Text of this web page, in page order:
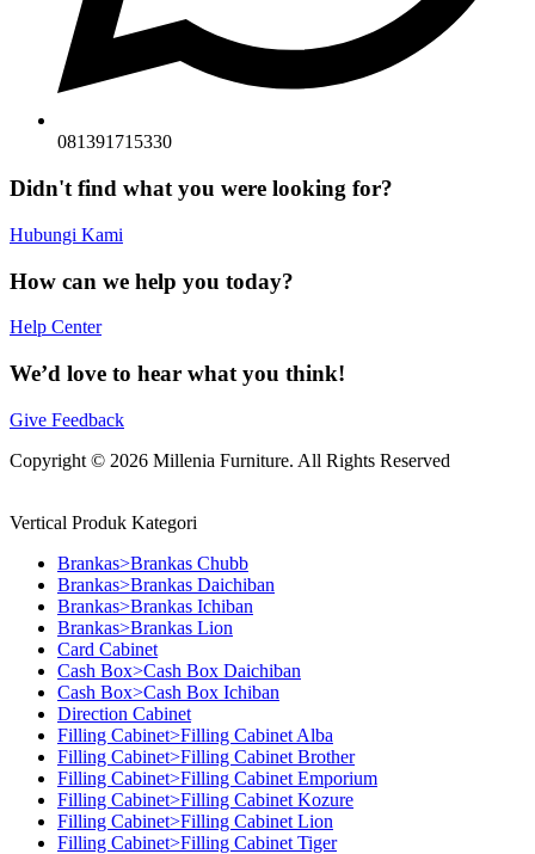
081391715330
Didn't find what you were looking for?
Hubungi Kami
How can we help you today?
Help Center
We’d love to hear what you think!
Give Feedback
Copyright © 2026 Millenia Furniture. All Rights Reserved
Vertical Produk Kategori
Brankas>Brankas Chubb
Brankas>Brankas Daichiban
Brankas>Brankas Ichiban
Brankas>Brankas Lion
Card Cabinet
Cash Box>Cash Box Daichiban
Cash Box>Cash Box Ichiban
Direction Cabinet
Filling Cabinet>Filling Cabinet Alba
Filling Cabinet>Filling Cabinet Brother
Filling Cabinet>Filling Cabinet Emporium
Filling Cabinet>Filling Cabinet Kozure
Filling Cabinet>Filling Cabinet Lion
Filling Cabinet>Filling Cabinet Tiger